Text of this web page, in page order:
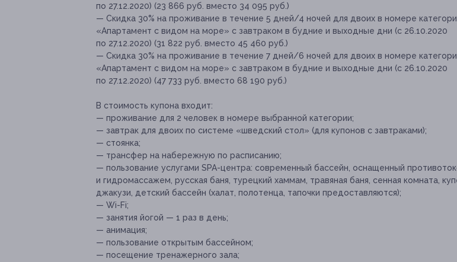
по 27.12.2020) (23 866 руб. вместо 34 095 руб.)
— Скидка 30% на проживание в течение 5 дней/4 ночей для двоих в номере
«Апартамент с видом на море» с завтраком в будние и выходные дни (с 26.10.2020
по 27.12.2020) (31 822 руб. вместо 45 460 руб.)
— Скидка 30% на проживание в течение 7 дней/6 ночей для двоих в номере
«Апартамент с видом на море» с завтраком в будние и выходные дни (с 26.10.2020
по 27.12.2020) (47 733 руб. вместо 68 190 руб.)
В стоимость купона входит:
— проживание для 2 человек в номере выбранной категории;
— завтрак для двоих по системе «шведский стол» (для купонов с завтраками);
— стоянка;
— трансфер на набережную по расписанию;
— пользование услугами SPA-центра: современный бассейн, оснащенный
и гидромассажем, русская баня, турецкий хаммам, травяная баня, сенная комната,
джакузи, детский бассейн (халат, полотенца, тапочки предоставляются);
— Wi-Fi;
— занятия йогой — 1 раз в день;
— анимация;
— пользование открытым бассейном;
— посещение тренажерного зала;